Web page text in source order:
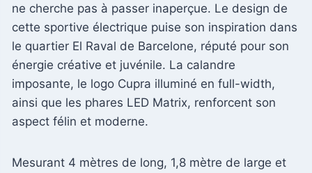
ne cherche pas à passer inaperçue. Le design de
cette sportive électrique puise son inspiration dans
le quartier El Raval de Barcelone, réputé pour son
énergie créative et juvénile. La calandre
imposante, le logo Cupra illuminé en full-width,
ainsi que les phares LED Matrix, renforcent son
aspect félin et moderne.
Mesurant 4 mètres de long, 1,8 mètre de large et